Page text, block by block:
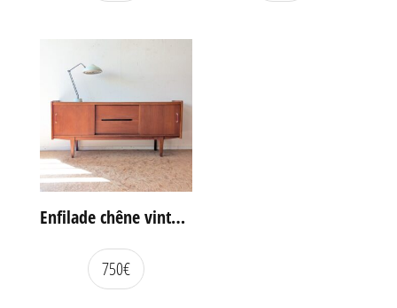
Enfilade chêne vintage portes coulissantes
750€